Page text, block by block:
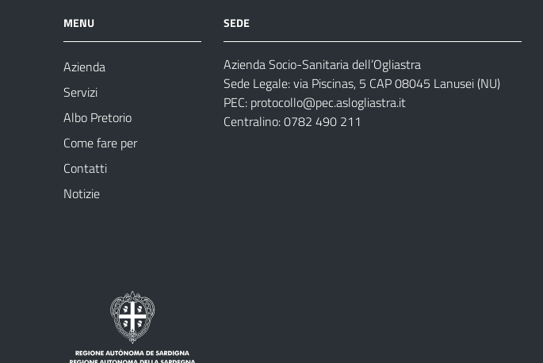
MENU
Azienda
Servizi
Albo Pretorio
Come fare per
Contatti
Notizie
SEDE
Azienda Socio-Sanitaria dell’Ogliastra
Sede Legale: via Piscinas, 5 CAP 08045 Lanusei (NU)
PEC: protocollo@pec.aslogliastra.it
Centralino: 0782 490 211